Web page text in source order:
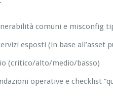
comuni e misconfig
esposti (in base all’asset
(critico/alto/medio/basso)
operative e checklist